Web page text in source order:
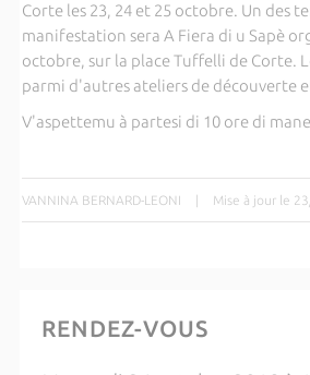
Corte les 23, 24 et 25 octobre. Un des
manifestation sera A Fiera di u Sapè
octobre, sur la place Tuffelli de Corte.
parmi d'autres ateliers de découverte
V'aspettemu à partesi di 10 ore di
VANNINA BERNARD-LEONI | Mise à jour le
RENDEZ-VOUS